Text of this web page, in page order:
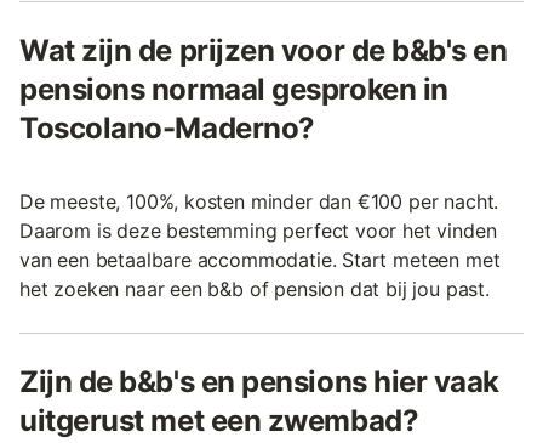
Wat zijn de prijzen voor de b&b's en
pensions normaal gesproken in
Toscolano-Maderno?
De meeste, 100%, kosten minder dan €100 per nacht.
Daarom is deze bestemming perfect voor het vinden
van een betaalbare accommodatie. Start meteen met
het zoeken naar een b&b of pension dat bij jou past.
Zijn de b&b's en pensions hier vaak
uitgerust met een zwembad?